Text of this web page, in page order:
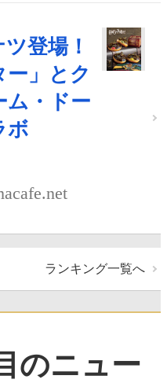
登場！
ー」とク
ム・ドー
ボ
ランキング一覧へ
のニュー